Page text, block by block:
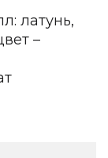
латунь,
–